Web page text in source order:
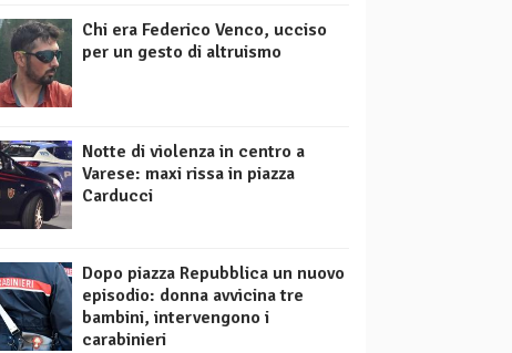
Chi era Federico Venco, ucciso
per un gesto di altruismo
Notte di violenza in centro a
Varese: maxi rissa in piazza
Carducci
Dopo piazza Repubblica un nuovo
episodio: donna avvicina tre
bambini, intervengono i
carabinieri